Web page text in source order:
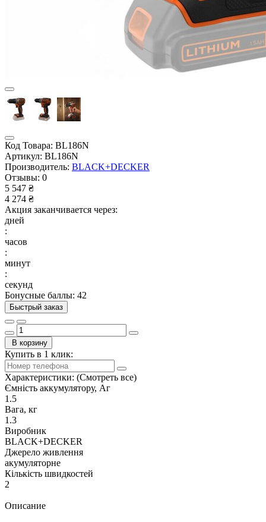
Код Товара: BL186N
Артикул: BL186N
Производитель: BLACK+DECKER
Отзывы: 0
5 547 ₴
4 274 ₴
Акция заканчивается через:
дней
:
часов
:
минут
:
секунд
Бонусные баллы: 42
Быстрый заказ
В корзину
Купить в 1 клик:
Характеристики: (Смотреть все)
Ємність аккумулятору, Аг
1.5
Вага, кг
1.3
Виробник
BLACK+DECKER
Джерело живлення
акумуляторне
Кількість швидкостей
2
Описание